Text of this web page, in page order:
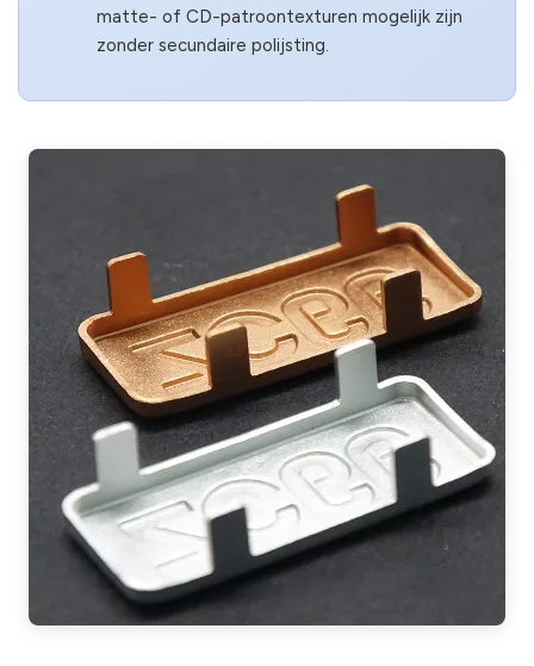
matte- of CD-patroontexturen mogelijk zijn
zonder secundaire polijsting.